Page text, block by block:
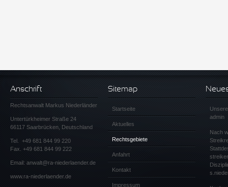
Anschrift
Rechtsanwalt Markus Niederländer
Untertürkheimer Straße 24
66117 Saarbrücken, Deutschland
Tel. +49 681 844 99 220
Fax. +49 681 844 99 222
Email: anwalt@ra-niederlaender.de
www.ra-niederlaender.de
Sitemap
Startseite
Aktuelles
Rechtsgebiete
Anfahrt
Kontakt
Impressum
admin
Nach